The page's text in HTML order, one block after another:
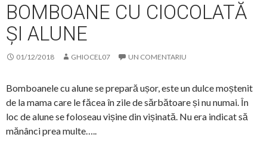
BOMBOANE CU CIOCOLATĂ
ȘI ALUNE
01/12/2018 GHIOCEL07 UN COMENTARIU
Bomboanele cu alune se prepară ușor, este un dulce moștenit
de la mama care le făcea în zile de sărbătoare și nu numai. În
loc de alune se foloseau vișine din vișinată. Nu era indicat să
mănânci prea multe…..